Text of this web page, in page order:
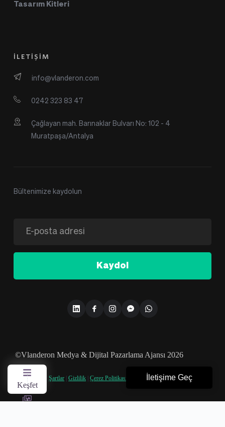
Tasarım Kitleri
İLETİŞİM
info@vlanderon.com
0242 323 83 47
Çağlayan mah. Barınaklar Bulvarı No: 102 - 4
Muratpaşa/Antalya
Bültenimize kaydolun
Kaydol
©Vlanderon Medya & Dijital Pazarlama Ajansı 2026
Şartlar |Gizlilik |Çerez Politikası
Keşfet
İletişime Geç